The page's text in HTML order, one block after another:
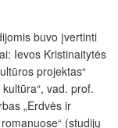
buvo įvertinti
Ievos Kristinaitytės
projektas“
vad. prof.
„Erdvės ir
(studijų